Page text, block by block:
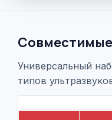
Универсальный
типов